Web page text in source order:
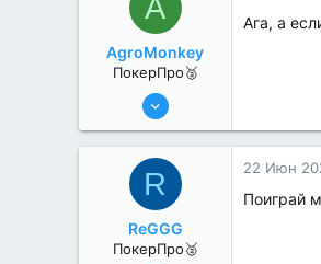
A
AgroMonkey
ПокерПро🥈
6 Июн 2022
2
Ага, а
R
ReGGG
ПокерПро🥈
22 Июн
Поиграй